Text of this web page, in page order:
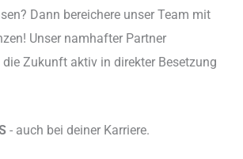
Dann bereichere unser Team mit
Unser namhafter Partner
Zukunft aktiv in direkter Besetzung
- auch bei deiner Karriere.